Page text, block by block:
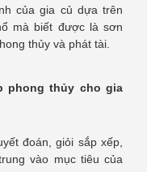
của gia củ dựa trên
mà biết được là sơn
thủy và phát tài.
phong thủy cho gia
đoán, giỏi sắp xếp,
vào mục tiêu của